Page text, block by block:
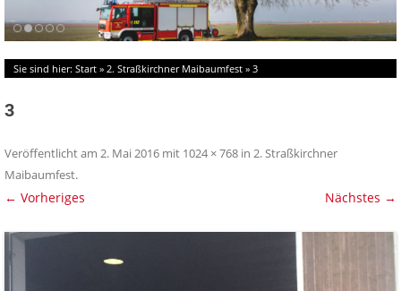
Sie sind hier: Start » 2. Straßkirchner Maibaumfest » 3
3
Veröffentlicht am 2. Mai 2016 mit 1024 × 768 in 2. Straßkirchner
Maibaumfest.
← Vorheriges Nächstes →